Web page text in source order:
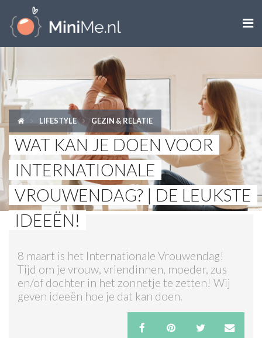

ZWANGER
BABY
PEUTER
KIND
LIFESTYLE
SHOPS
ACTIES & KORTING
LIFESTYLE GEZIN & RELATIE
WAT KAN JE DOEN VOOR
INTERNATIONALE
VROUWENDAG? | DE LEUKSTE
IDEEËN!
8 maart is het Internationale Vrouwendag!
Tijd om je vrouw, vriendinnen, moeder, zus
en/of dochter in het zonnetje te zetten! Wij
geven ideeën hoe je dat kan doen.